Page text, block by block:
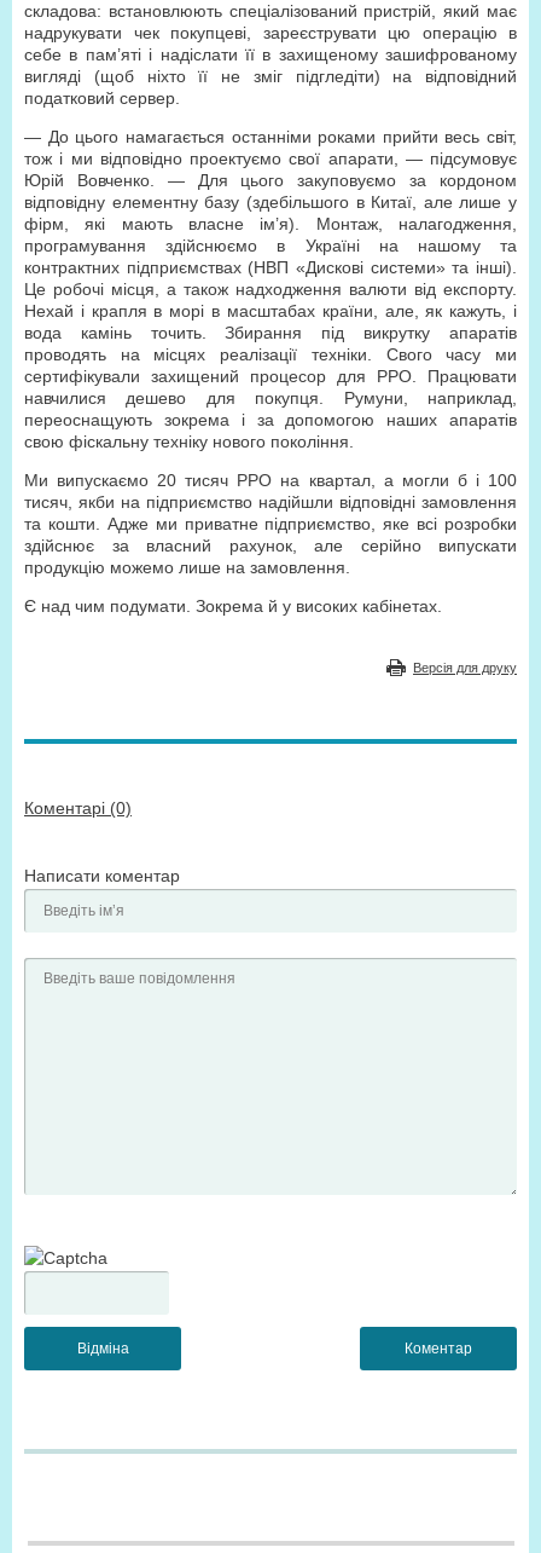
складова: встановлюють спеціалізований пристрій, який має
надрукувати чек покупцеві, зареєструвати цю операцію в
себе в пам’яті і надіслати її в захищеному зашифрованому
вигляді (щоб ніхто її не зміг підгледіти) на відповідний
податковий сервер.
— До цього намагається останніми роками прийти весь світ,
тож і ми відповідно проектуємо свої апарати, — підсумовує
Юрій Вовченко. — Для цього закуповуємо за кордоном
відповідну елементну базу (здебільшого в Китаї, але лише у
фірм, які мають власне ім’я). Монтаж, налагодження,
програмування здійснюємо в Україні на нашому та
контрактних підприємствах (НВП «Дискові системи» та інші).
Це робочі місця, а також надходження валюти від експорту.
Нехай і крапля в морі в масштабах країни, але, як кажуть, і
вода камінь точить. Збирання під викрутку апаратів
проводять на місцях реалізації техніки. Свого часу ми
сертифікували захищений процесор для РРО. Працювати
навчилися дешево для покупця. Румуни, наприклад,
переоснащують зокрема і за допомогою наших апаратів
свою фіскальну техніку нового покоління.
Ми випускаємо 20 тисяч РРО на квартал, а могли б і 100
тисяч, якби на підприємство надійшли відповідні замовлення
та кошти. Адже ми приватне підприємство, яке всі розробки
здійснює за власний рахунок, але серійно випускати
продукцію можемо лише на замовлення.
Є над чим подумати. Зокрема й у високих кабінетах.
Версія для друку
Коментарі (0)
Написати коментар